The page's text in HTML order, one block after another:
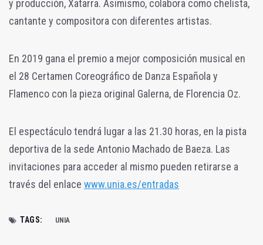
y producción, Xatarra. Asimismo, colabora como chelista,
cantante y compositora con diferentes artistas.
En 2019 gana el premio a mejor composición musical en
el 28 Certamen Coreográfico de Danza Española y
Flamenco con la pieza original Galerna, de Florencia Oz.
El espectáculo tendrá lugar a las 21.30 horas, en la pista
deportiva de la sede Antonio Machado de Baeza. Las
invitaciones para acceder al mismo pueden retirarse a
través del enlace www.unia.es/entradas
TAGS: UNIA